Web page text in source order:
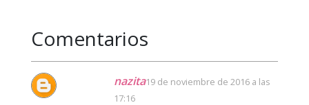
Comentarios
nazita19 de noviembre de 2016 a las
17:16